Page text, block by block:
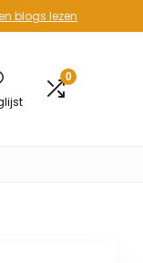
blogs lezen
0